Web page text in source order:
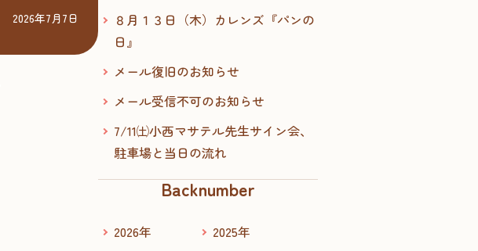
2026年7月7日
８月１３日（木）カレンズ『パンの
日』
メール復旧のお知らせ
メール受信不可のお知らせ
7/11㈯小西マサテル先生サイン会、
駐車場と当日の流れ
Backnumber
2026年
2025年